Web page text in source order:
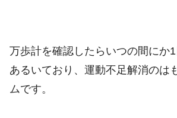
万歩計を確認したらいつの間にか
あるいており、運動不足解消のは
ムです。